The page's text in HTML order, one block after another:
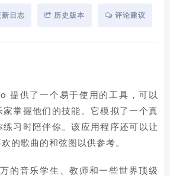
新日志 历史版本 评论建议
提供了一个易于使用的工具，可以
掌握他们的技能。它模拟了一个真
练习时陪伴你。该应用程序还可以让
的歌曲的和弦图以供参考。
的音乐学生、教师和一些世界顶级